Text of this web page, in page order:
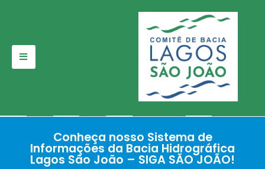
para
Conheça nosso Sistema de
Informações da Bacia Hidrográfica
Lagos São João – SIGA SÃO JOÃO!